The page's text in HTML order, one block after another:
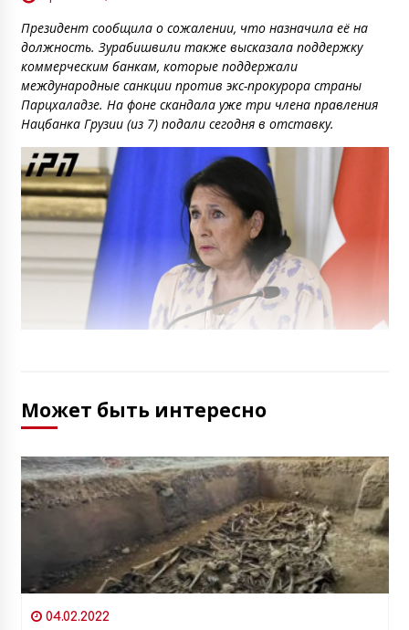
Президент сообщила о сожалении, что назначила её на
должность. Зурабишвили также высказала поддержку
коммерческим банкам, которые поддержали
международные санкции против экс-прокурора страны
Парцхаладзе. На фоне скандала уже три члена правления
Нацбанка Грузии (из 7) подали сегодня в отставку.
Может быть интересно
04.02.2022